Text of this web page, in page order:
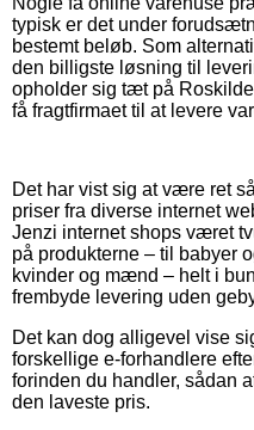
typisk er det under
bestemt beløb. Som
den billigste løsning til
opholder sig tæt på
få fragtfirmaet til at levere
Det har vist sig at være ret
priser fra diverse internet
Jenzi internet shops været
på produkterne – til babyer
kvinder og mænd – helt i
frembyde levering uden
Det kan dog alligevel vise
forskellige e-forhandlere
forinden du handler, sådan
den laveste pris.